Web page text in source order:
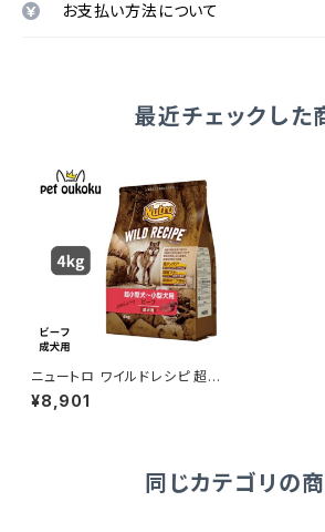
お支払い方法について
最近チェックした
ニュートロ ワイルドレシピ 超小
型犬〜小型犬用 成犬用 ビーフ
4kg 4902397850854
¥8,901
同じカテゴリの